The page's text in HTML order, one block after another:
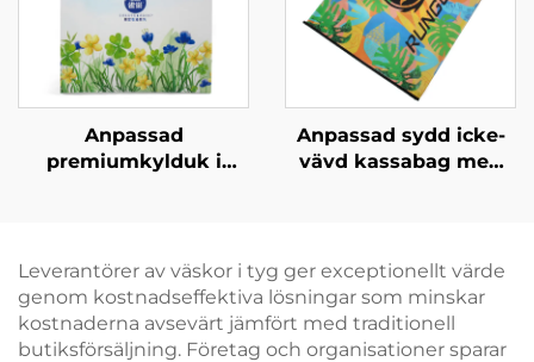
Anpassad
premiumkylduk i
fågel- och
blommormotiv
Anpassad sydd icke-
vävd kassabag med
produkter för B2B
Leverantörer av väskor i tyg ger exceptionellt värde
genom kostnadseffektiva lösningar som minskar
kostnaderna avsevärt jämfört med traditionell
butiksförsäljning. Företag och organisationer sparar